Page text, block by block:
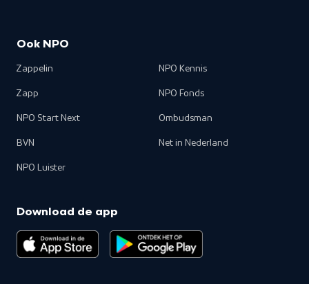
Ook NPO
Zappelin
Zapp
NPO Start Next
BVN
NPO Luister
NPO Kennis
NPO Fonds
Ombudsman
Net in Nederland
Download de app